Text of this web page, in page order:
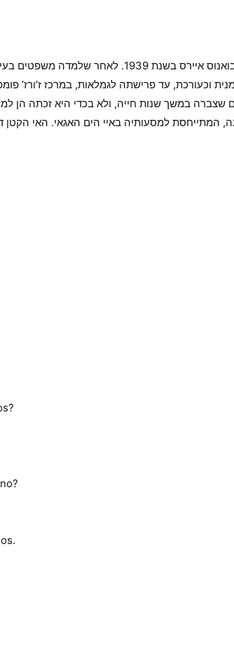
המשוררת והסופרת הארגנטינאית היהודייה לוּאִיסָה
כמתורגמנית וכעורכת, עד פרישתה לגמלאות, במרכז
במשך שנות חייה, ולא בכדי היא זכתה הן
למסעותיה באיי הים האגאי. האי הקטן